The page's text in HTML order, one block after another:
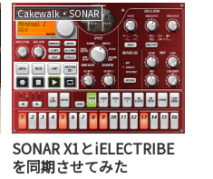
Cakewalk・SONAR
SONAR X1とiELECTRIBE
を同期させてみた